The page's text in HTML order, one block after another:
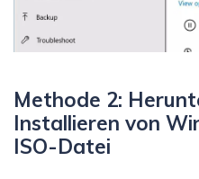
Methode 2:
Installieren von
ISO-Datei